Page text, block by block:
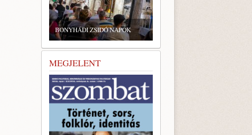
BONYHÁDI ZSIDÓ NAPOK
MEGJELENT